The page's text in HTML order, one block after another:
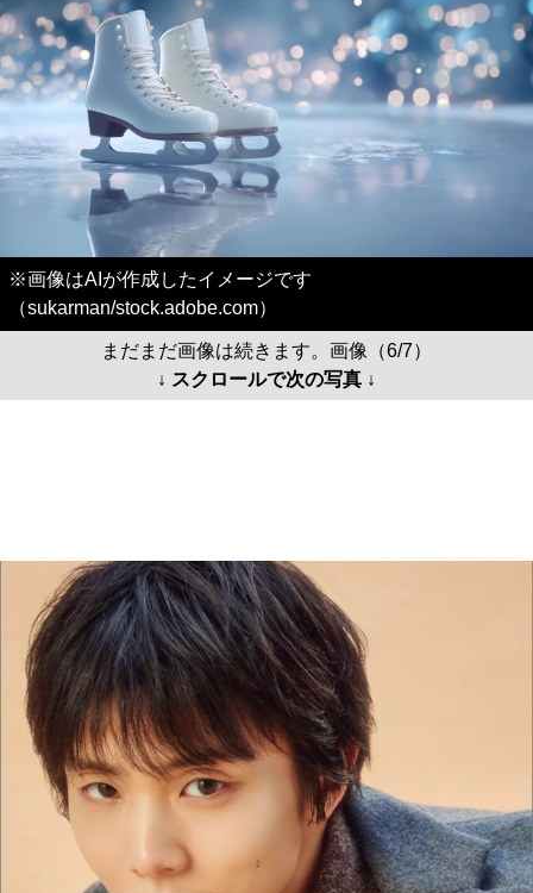
※画像はAIが作成したイメージです
（sukarman/stock.adobe.com）
まだまだ画像は続きます。画像（6/7）
↓ スクロールで次の写真 ↓